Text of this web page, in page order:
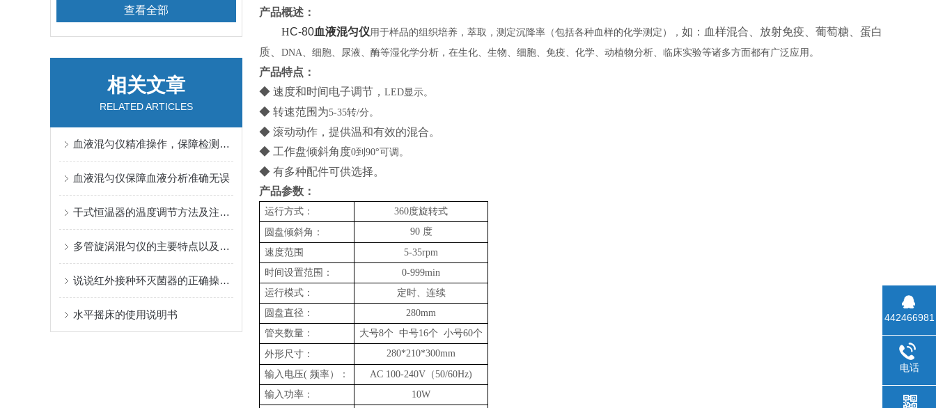
查看全部
相关文章
RELATED ARTICLES
血液混匀仪精准操作，保障检测准确性
血液混匀仪保障血液分析准确无误
干式恒温器的温度调节方法及注意事项
多管旋涡混匀仪的主要特点以及应用领域
说说红外接种环灭菌器的正确操作与日常维护
水平摇床的使用说明书
产品概述：
HC-80血液混匀仪用于样品的组织培养，萃取，测定沉降率（包括各种血样的化学测定）， 如：血样混合、放射免疫、葡萄糖、蛋白
质、 DNA、细胞、尿液、酶等湿化学分析，在生化、生物、细胞、免疫、化学、动植物分析、临床实验等诸多方面都有广泛应用。
产品特点：
◆ 速度和时间电子调节， LED显示。
◆ 转速范围为5-35转/分。
◆ 滚动动作，提供温和有效的混合。
◆ 工作盘倾斜角度0到 90°可调。
◆ 有多种配件可供选择。
产品参数：
运行方式： 360度旋转式
圆盘倾斜角：
90度
速度范围
5-35rpm
时间设置范围：
0-999min
运行模式：
定时、连续
圆盘直径 ：
280mm
管夹数量：
大号8个 中号16个 小号60个
外形尺寸 ：
280*210*300mm
输入电压( 频率）： AC 100-240V （50/60Hz)
输入功率：
10W
442466981
电话